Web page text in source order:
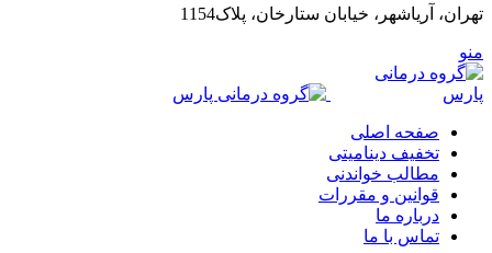
تهران، آریاشهر، خیابان ستارخان، پلاک1154
منو
صفحه اصلی
تخفیف دینامیتی
مطالب خواندنی
قوانین و مقررات
درباره ما
تماس با ما